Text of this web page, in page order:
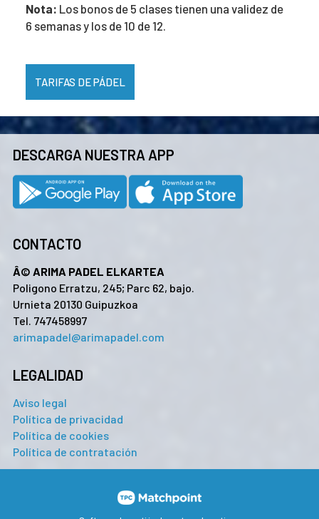
Nota: Los bonos de 5 clases tienen una validez de
6 semanas y los de 10 de 12.
TARIFAS DE PÁDEL
DESCARGA NUESTRA APP
CONTACTO
Â© ARIMA PADEL ELKARTEA
Poligono Erratzu, 245; Parc 62, bajo.
Urnieta 20130 Guipuzkoa
Tel. 747458997
arimapadel@arimapadel.com
LEGALIDAD
Aviso legal
Política de privacidad
Política de cookies
Política de contratación